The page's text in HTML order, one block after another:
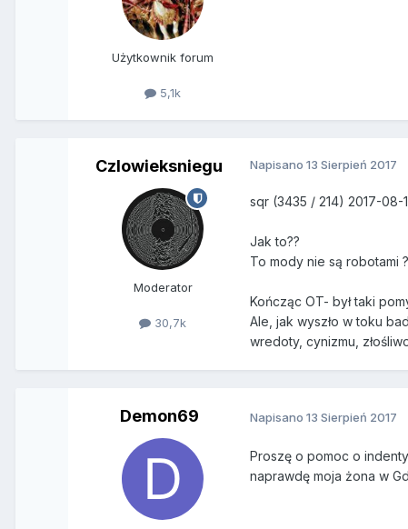
Użytkownik forum
5,1k
Czlowieksniegu
Moderator
30,7k
Napisano13 Sierpień 2017
sqr (3435 / 214) 2017-08-
Jak to??
To mody nie są robotami
Kończąc OT- był taki
Ale, jak wyszło w toku
wredoty, cynizmu,
Demon69 Napisano13 Sierpień 2017
Proszę o pomoc o
naprawdę moja żona w